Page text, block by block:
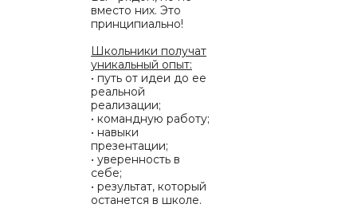
вместо них. Это
принципиально!
Школьники получат
уникальный опыт:
• путь от идеи до ее
реальной
реализации;
• командную работу;
• навыки
презентации;
• уверенность в
себе;
• результат, который
останется в школе.